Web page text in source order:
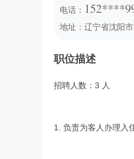
电话：
地址：辽宁省沈阳
职位描述
招聘人数：3 人
1. 负责为客人办理入